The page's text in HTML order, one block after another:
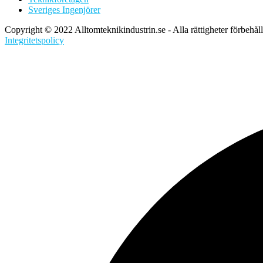
Sveriges Ingenjörer
Copyright © 2022 Alltomteknikindustrin.se - Alla rättigheter
Integritetspolicy